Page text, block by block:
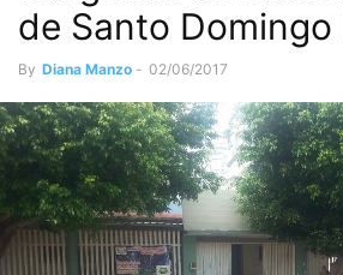
de Santo Domingo
By Diana Manzo - 02/06/2017